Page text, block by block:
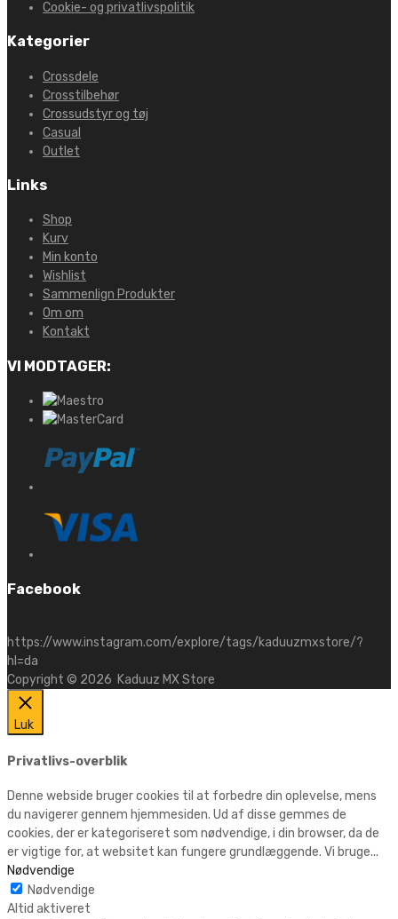
Cookie- og privatlivspolitik
Kategorier
Crossdele
Crosstilbehør
Crossudstyr og tøj
Casual
Outlet
Links
Shop
Kurv
Min konto
Wishlist
Sammenlign Produkter
Om om
Kontakt
VI MODTAGER:
Facebook
https://www.instagram.com/explore/tags/kaduuzmxstore/?
hl=da
Copyright © 2026 Kaduuz MX Store
Luk
Privatlivs-overblik
Denne webside bruger cookies til at forbedre din oplevelse, mens
du navigerer gennem hjemmesiden. Ud af disse gemmes de
cookies, der er kategoriseret som nødvendige, i din browser, da de
er vigtige for, at websitet kan fungere grundlæggende. Vi bruge...
Nødvendige
Nødvendige
Altid aktiveret